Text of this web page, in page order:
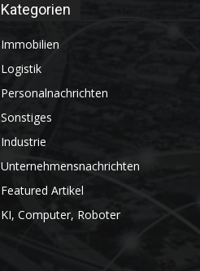
Kategorien
Immobilien
Logistik
Personalnachrichten
Sonstiges
Industrie
Unternehmensnachrichten
Featured Artikel
KI, Computer, Roboter